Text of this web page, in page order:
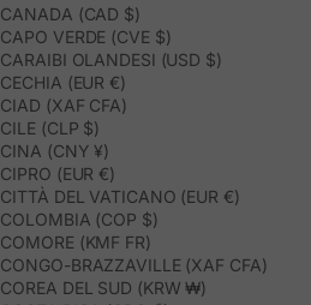
CANADA (CAD $)
CAPO VERDE (CVE $)
CARAIBI OLANDESI (USD $)
CECHIA (EUR €)
CIAD (XAF CFA)
CILE (CLP $)
CINA (CNY ¥)
CIPRO (EUR €)
CITTÀ DEL VATICANO (EUR €)
COLOMBIA (COP $)
COMORE (KMF FR)
CONGO-BRAZZAVILLE (XAF CFA)
COREA DEL SUD (KRW ₩)